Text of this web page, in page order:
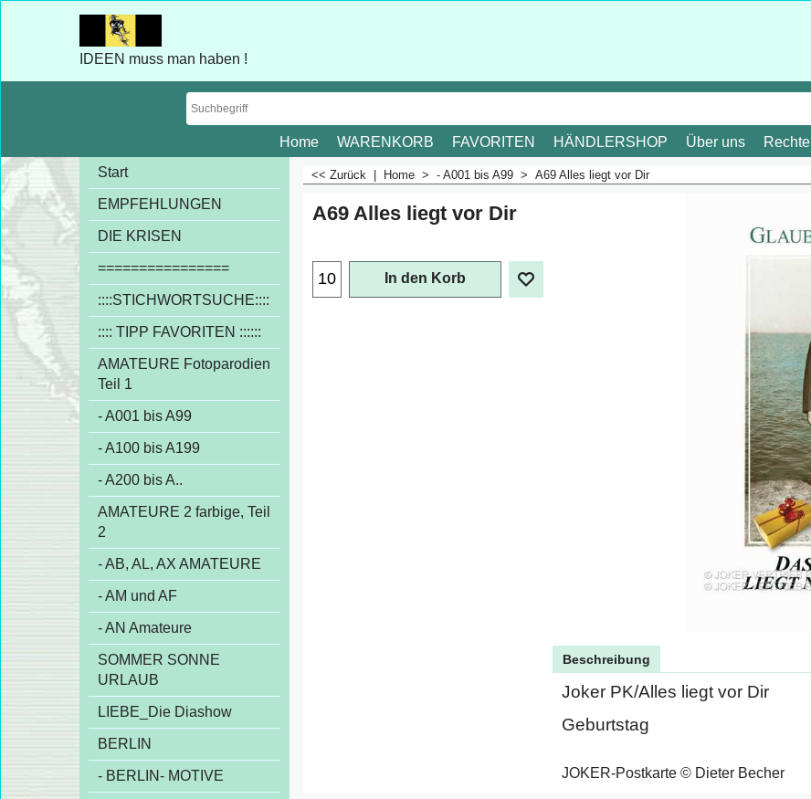
IDEEN muss man haben !
Home WARENKORB FAVORITEN HÄNDLERSHOP Über uns Rechte
Start
EMPFEHLUNGEN
DIE KRISEN
================
::::STICHWORTSUCHE::::
:::: TIPP FAVORITEN ::::::
AMATEURE Fotoparodien
Teil 1
- A001 bis A99
- A100 bis A199
- A200 bis A..
AMATEURE 2 farbige, Teil
2
- AB, AL, AX AMATEURE
- AM und AF
- AN Amateure
SOMMER SONNE
URLAUB
LIEBE_Die Diashow
BERLIN
- BERLIN- MOTIVE
<< Zurück Home > - A001 bis A99 > A69 Alles liegt vor Dir
A69 Alles liegt vor Dir
Beschreibung
Joker PK/Alles liegt vor Dir
Geburtstag
JOKER-Postkarte © Dieter Becher